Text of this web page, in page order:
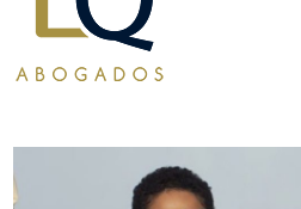
SERVICIOS